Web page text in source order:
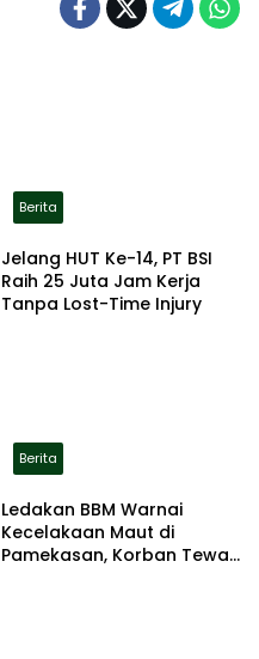
Berita
Jelang HUT Ke-14, PT BSI
Raih 25 Juta Jam Kerja
Tanpa Lost-Time Injury
Berita
Ledakan BBM Warnai
Kecelakaan Maut di
Pamekasan, Korban Tewas